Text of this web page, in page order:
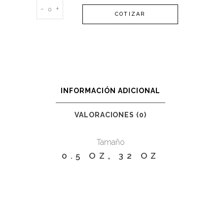
Sinergía
Invigorating
- +
COTIZAR
INFORMACIÓN ADICIONAL
VALORACIONES (0)
Tamaño
0.5 OZ , 32 OZ